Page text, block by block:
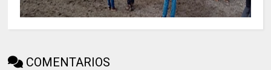
COMENTARIOS